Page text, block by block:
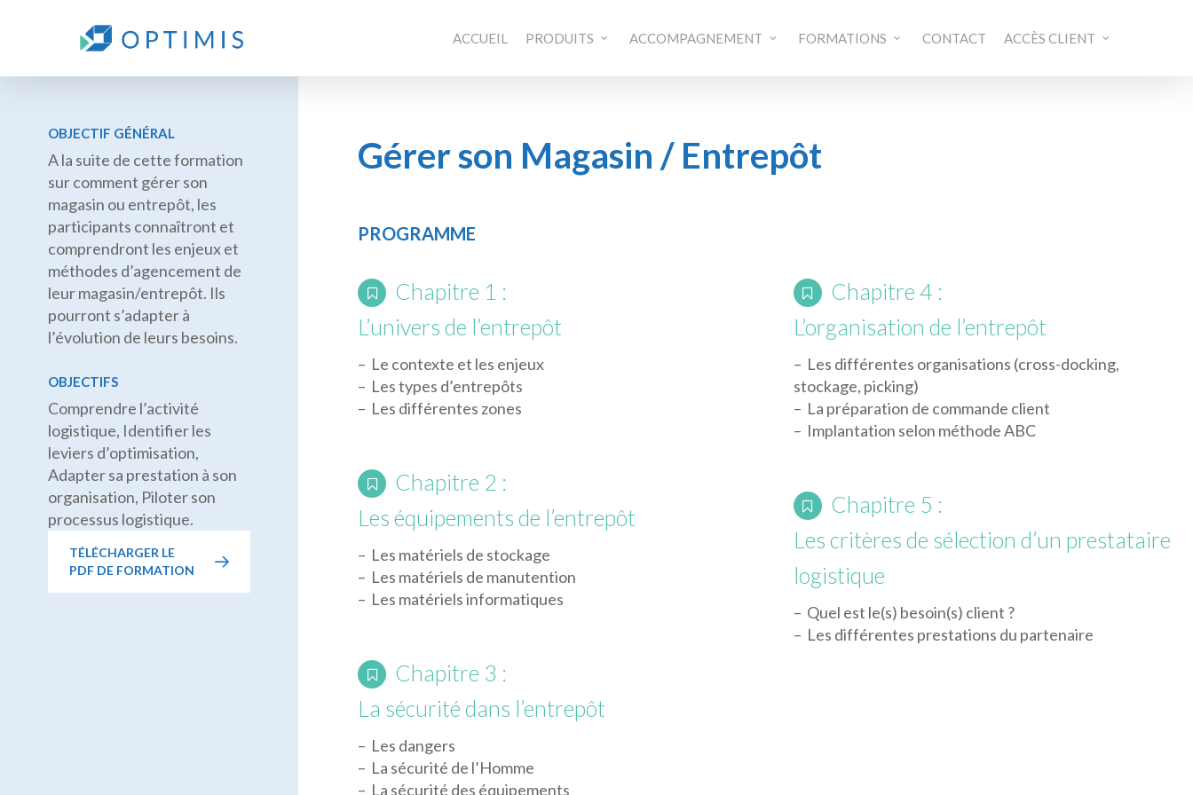
content
ACCUEIL PRODUITS ACCOMPAGNEMENT FORMATIONS CONTACT ACCÈS CLIENT
OBJECTIF GÉNÉRAL
A la suite de cette formation
sur comment gérer son
magasin ou entrepôt, les
participants connaîtront et
comprendront les enjeux et
méthodes d’agencement de
leur magasin/entrepôt. Ils
pourront s’adapter à
l’évolution de leurs besoins.
OBJECTIFS
Comprendre l’activité
logistique, Identifier les
leviers d’optimisation,
Adapter sa prestation à son
organisation, Piloter son
processus logistique.
TÉLÉCHARGER LE
PDF DE FORMATION
Gérer son Magasin / Entrepôt
PROGRAMME
Chapitre 1 :
L’univers de l’entrepôt
– Le contexte et les enjeux
– Les types d’entrepôts
– Les différentes zones
Chapitre 2 :
Les équipements de l’entrepôt
– Les matériels de stockage
– Les matériels de manutention
– Les matériels informatiques
Chapitre 3 :
La sécurité dans l’entrepôt
– Les dangers
– La sécurité de l’Homme
– La sécurité des équipements
Chapitre 4 :
L’organisation de l’entrepôt
– Les différentes organisations (cross-docking,
stockage, picking)
– La préparation de commande client
– Implantation selon méthode ABC
Chapitre 5 :
Les critères de sélection d’un prestataire
logistique
– Quel est le(s) besoin(s) client ?
– Les différentes prestations du partenaire